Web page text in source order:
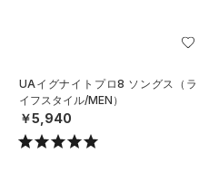
UAイグナイトプロ8 ソングス（ラ
イフスタイル/MEN）
￥5,940